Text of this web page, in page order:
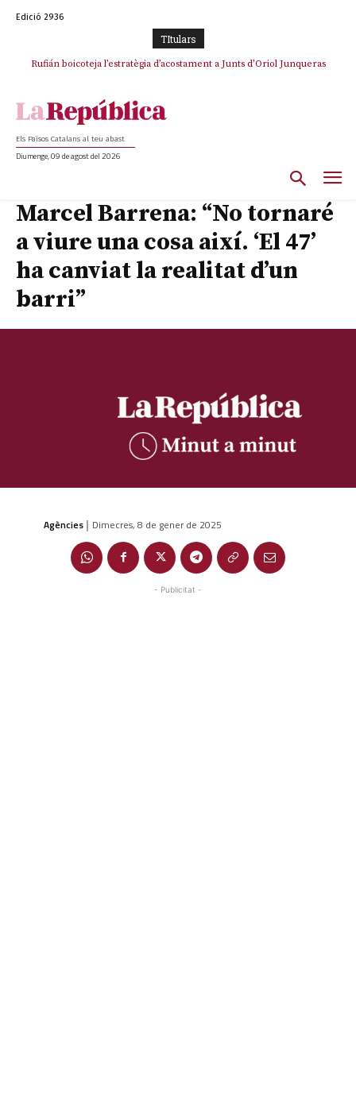
Edició 2936
TItulars
Rufián boicoteja l’estratègia d’acostament a Junts d’Oriol Junqueras
Rufián dinamita la unitat independentista amb un atac frontal al retorn
Els Països Catalans al teu abast
Diumenge, 09 de agost del 2026
Marcel Barrena: “No tornaré
a viure una cosa així. ‘El 47’
ha canviat la realitat d’un
barri”
Agències | Dimecres, 8 de gener de 2025
- Publicitat -